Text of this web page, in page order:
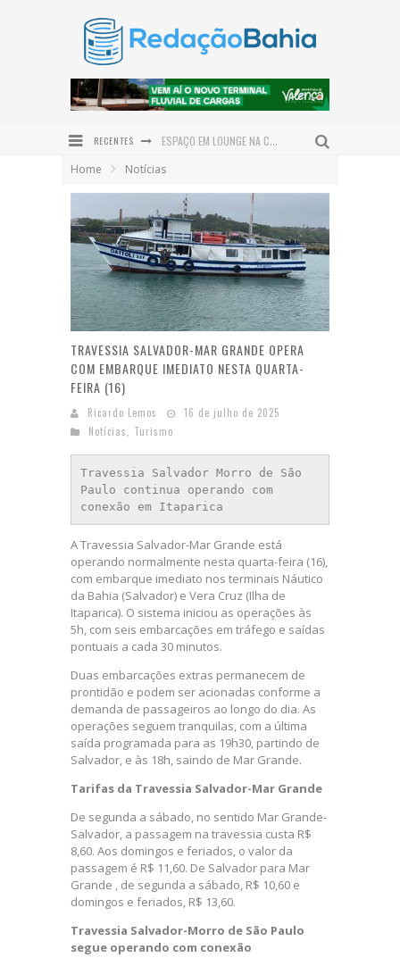
RECENTES
ESPAÇO EM LOUNGE NA CASACOR BAHIA HOMENAGEIA BAMBUZAL DO AEROPORTO DE SALVADOR
SABERES DE PESCADORES E MARISQUEIRAS ORIENTAM MAPEAMENTO DO TERRITÓRIO MARINHO EM VALENÇA
CAIRU SE PREPARA PARA RECEBER O MAIOR ENCONTRO DE MOTOCICLISTAS DA REGIÃO COM O MOTO FEST
INOVAÇÃO MADE IN BAHIA: BIOMA CARE LANÇA LINHA EXCLUSIVA PARA O COURO CABELUDO
Home Notícias
TRAVESSIA SALVADOR-MAR GRANDE OPERA
COM EMBARQUE IMEDIATO NESTA QUARTA-
FEIRA (16)
Ricardo Lemos
16 de julho de 2025
Notícias
Turismo
Travessia Salvador Morro de São
Paulo continua operando com
conexão em Itaparica
A Travessia Salvador-Mar Grande está
operando normalmente nesta quarta-feira (16),
com embarque imediato nos terminais Náutico
da Bahia (Salvador) e Vera Cruz (Ilha de
Itaparica). O sistema iniciou as operações às
5h, com seis embarcações em tráfego e saídas
pontuais a cada 30 minutos.
Duas embarcações extras permanecem de
prontidão e podem ser acionadas conforme a
demanda de passageiros ao longo do dia. As
operações seguem tranquilas, com a última
saída programada para as 19h30, partindo de
Salvador, e às 18h, saindo de Mar Grande.
Tarifas da Travessia Salvador-Mar Grande
De segunda a sábado, no sentido Mar Grande-
Salvador, a passagem na travessia custa R$
8,60. Aos domingos e feriados, o valor da
passagem é R$ 11,60. De Salvador para Mar
Grande , de segunda a sábado, R$ 10,60 e
domingos e feriados, R$ 13,60.
Travessia Salvador-Morro de São Paulo
segue operando com conexão